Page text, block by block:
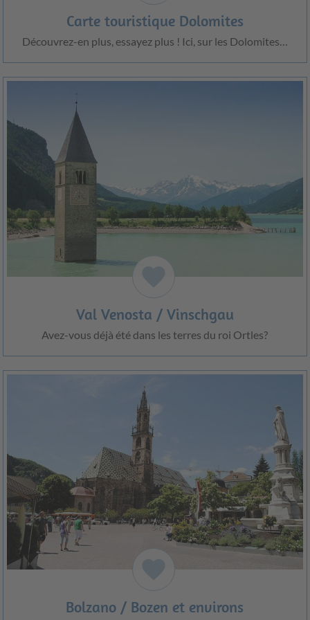
Carte touristique Dolomites
Découvrez-en plus, essayez plus ! Ici, sur les Dolomites…
favorite
Val Venosta / Vinschgau
Avez-vous déjà été dans les terres du roi Ortles?
favorite
Bolzano / Bozen et environs